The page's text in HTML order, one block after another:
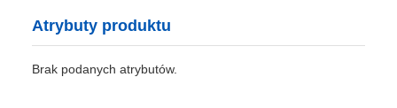
Atrybuty produktu
Brak podanych atrybutów.